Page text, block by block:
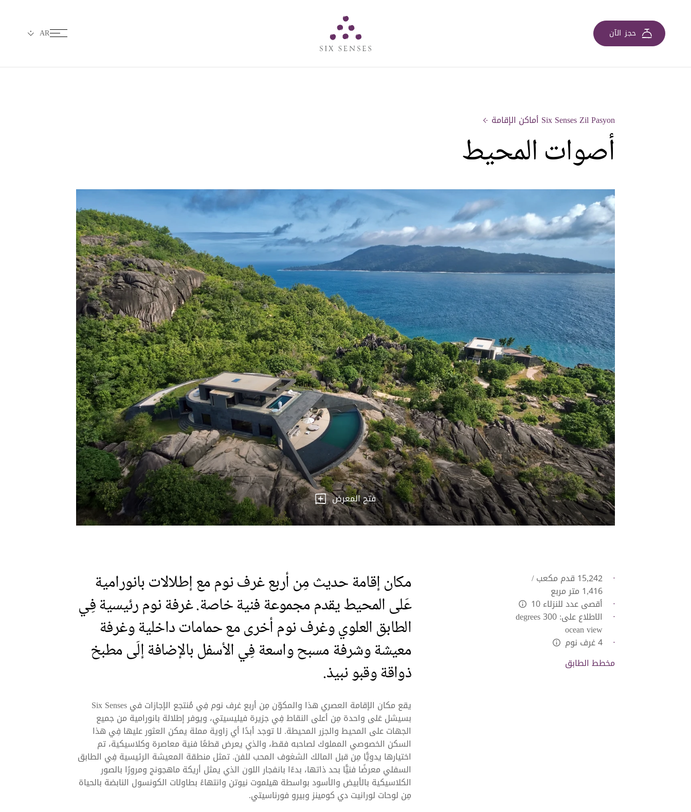
حجز الآن
Six Senses Zil Pasyon أماكن الإقامة
أصوات المحيط
فتح المعرض
مكان إقامة حديث مِن أربع غرف نوم مع إطلالات بانورامية
عَلى المحيط يقدم مجموعة فنية خاصة. غرفة نوم رئيسية فِي
الطابق العلوي وغرف نوم أخرى مع حمامات داخلية وغرفة
معيشة وشرفة مسبح واسعة فِي الأسفل بالإضافة إلَى مطبخ
ذواقة وقبو نبيذ.
يقع مكان الإقامة العصري هذا والمكوّن مِن أربع غرف نوم فِي مُنتجع الإجازات في Six Senses
بسيشل عَلى واحدة مِن أعلى النقاط فِي جزيرة فيليسيتي، ويوفر إطلالة بانورامية من جميع
الجهات على المحيط والجزر المحيطة. لا توجد أبدًا أي زاوية مملة يمكن العثور عليها فِي هذا
السكن الخصوصي المملوك لصاحبه فقط، والذي يعرض قطعًا فنية معاصرة وكلاسيكية، تم
اختيارها يدويًّا مِن قبل المالك الشغوف المحب للفن. تمثل منطقة المعيشة الرئيسية فِي الطابق
السفلي معرضًا فنيًّا بحد ذاتها، بدءًا بانفجار اللون الذي يمثل أريكة ماهجونج ومرورًا بالصور
الكلاسيكية بالأبيض والأسود بواسطة هيلموت نيوتن وانتهاءً بطاولات الكونسول النابضة بالحياة
مِن لوحات لورانيت دي كومينز وبيرو فورناسيتي.
15,242 قدم مكعب /
1,416 متر مربع
أقصى عدد للنزلاء 10
الاطلاع على: 300 degrees
ocean view
4 غرف نوم
مخطط الطابق